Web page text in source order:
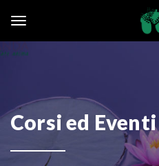
Corsi ed Eventi